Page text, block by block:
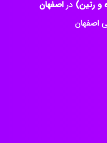
و رتین) در اصفهان
اصفهان